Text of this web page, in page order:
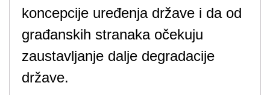
koncepcije uređenja države i da od
građanskih stranaka očekuju
zaustavljanje dalje degradacije
države.